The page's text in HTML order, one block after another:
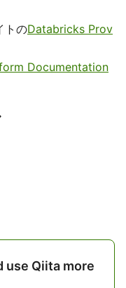
トのDatabricks Prov
Documentation
use Qiita more